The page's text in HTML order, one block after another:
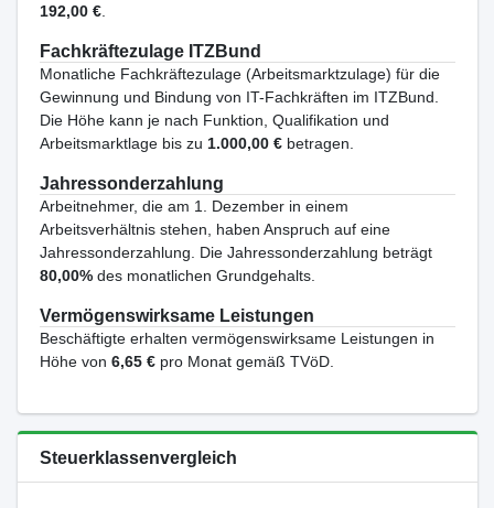
192,00 €.
Fachkräftezulage ITZBund
Monatliche Fachkräftezulage (Arbeitsmarktzulage) für die
Gewinnung und Bindung von IT-Fachkräften im ITZBund.
Die Höhe kann je nach Funktion, Qualifikation und
Arbeitsmarktlage bis zu 1.000,00 €betragen.
Jahressonderzahlung
Arbeitnehmer, die am 1. Dezember in einem
Arbeitsverhältnis stehen, haben Anspruch auf eine
Jahressonderzahlung. Die Jahressonderzahlung beträgt
80,00%des monatlichen Grundgehalts.
Vermögenswirksame Leistungen
Beschäftigte erhalten vermögenswirksame Leistungen in
Höhe von 6,65 €pro Monat gemäß TVöD.
Steuerklassenvergleich